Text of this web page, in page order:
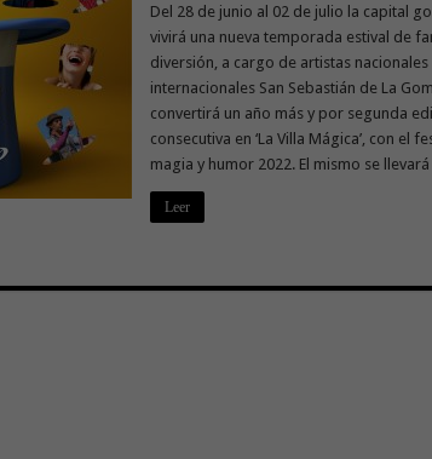
Del 28 de junio al 02 de julio la capital
vivirá una nueva temporada estival de
diversión, a cargo de artistas nacionales
internacionales San Sebastián de La
convertirá un año más y por segunda
consecutiva en ‘La Villa Mágica’, con el
magia y humor 2022. El mismo se
Leer